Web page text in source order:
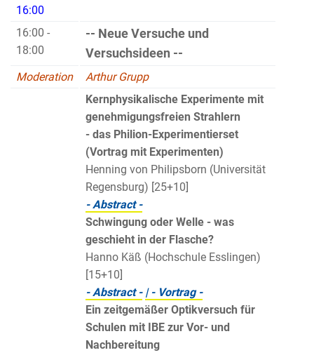
16:00
16:00 -
18:00
-- Neue Versuche und
Versuchsideen --
Moderation
Arthur Grupp
Kernphysikalische Experimente mit
genehmigungsfreien Strahlern
- das Philion-Experimentierset
(Vortrag mit Experimenten)
Henning von Philipsborn (Universität
Regensburg) [25+10]
- Abstract -
Schwingung oder Welle - was
geschieht in der Flasche?
Hanno Käß (Hochschule Esslingen)
[15+10]
- Abstract - | - Vortrag -
Ein zeitgemäßer Optikversuch für
Schulen mit IBE zur Vor- und
Nachbereitung